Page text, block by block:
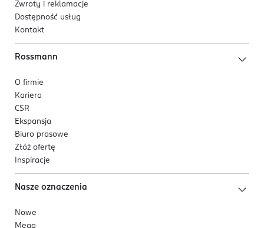
Zwroty i reklamacje
Dostępność usług
Kontakt
Rossmann
O firmie
Kariera
CSR
Ekspansja
Biuro prasowe
Złóż ofertę
Inspiracje
Nasze oznaczenia
Nowe
Mega